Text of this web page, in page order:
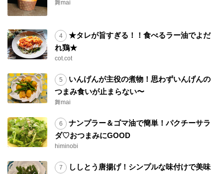
舞mai
★タレが旨すぎる！！食べるラー油でよだ
れ鶏★
cot.cot
いんげんが主役の煮物！思わずいんげんの
つまみ食いが止まらない〜
舞mai
ナンプラー＆ゴマ油で簡単！パクチーサラ
ダ♡おつまみにGOOD
himinobi
ししとう唐揚げ！シンプルな味付けで美味